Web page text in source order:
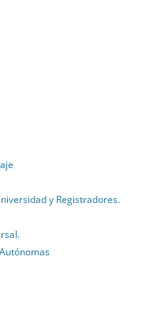
y Registradores.